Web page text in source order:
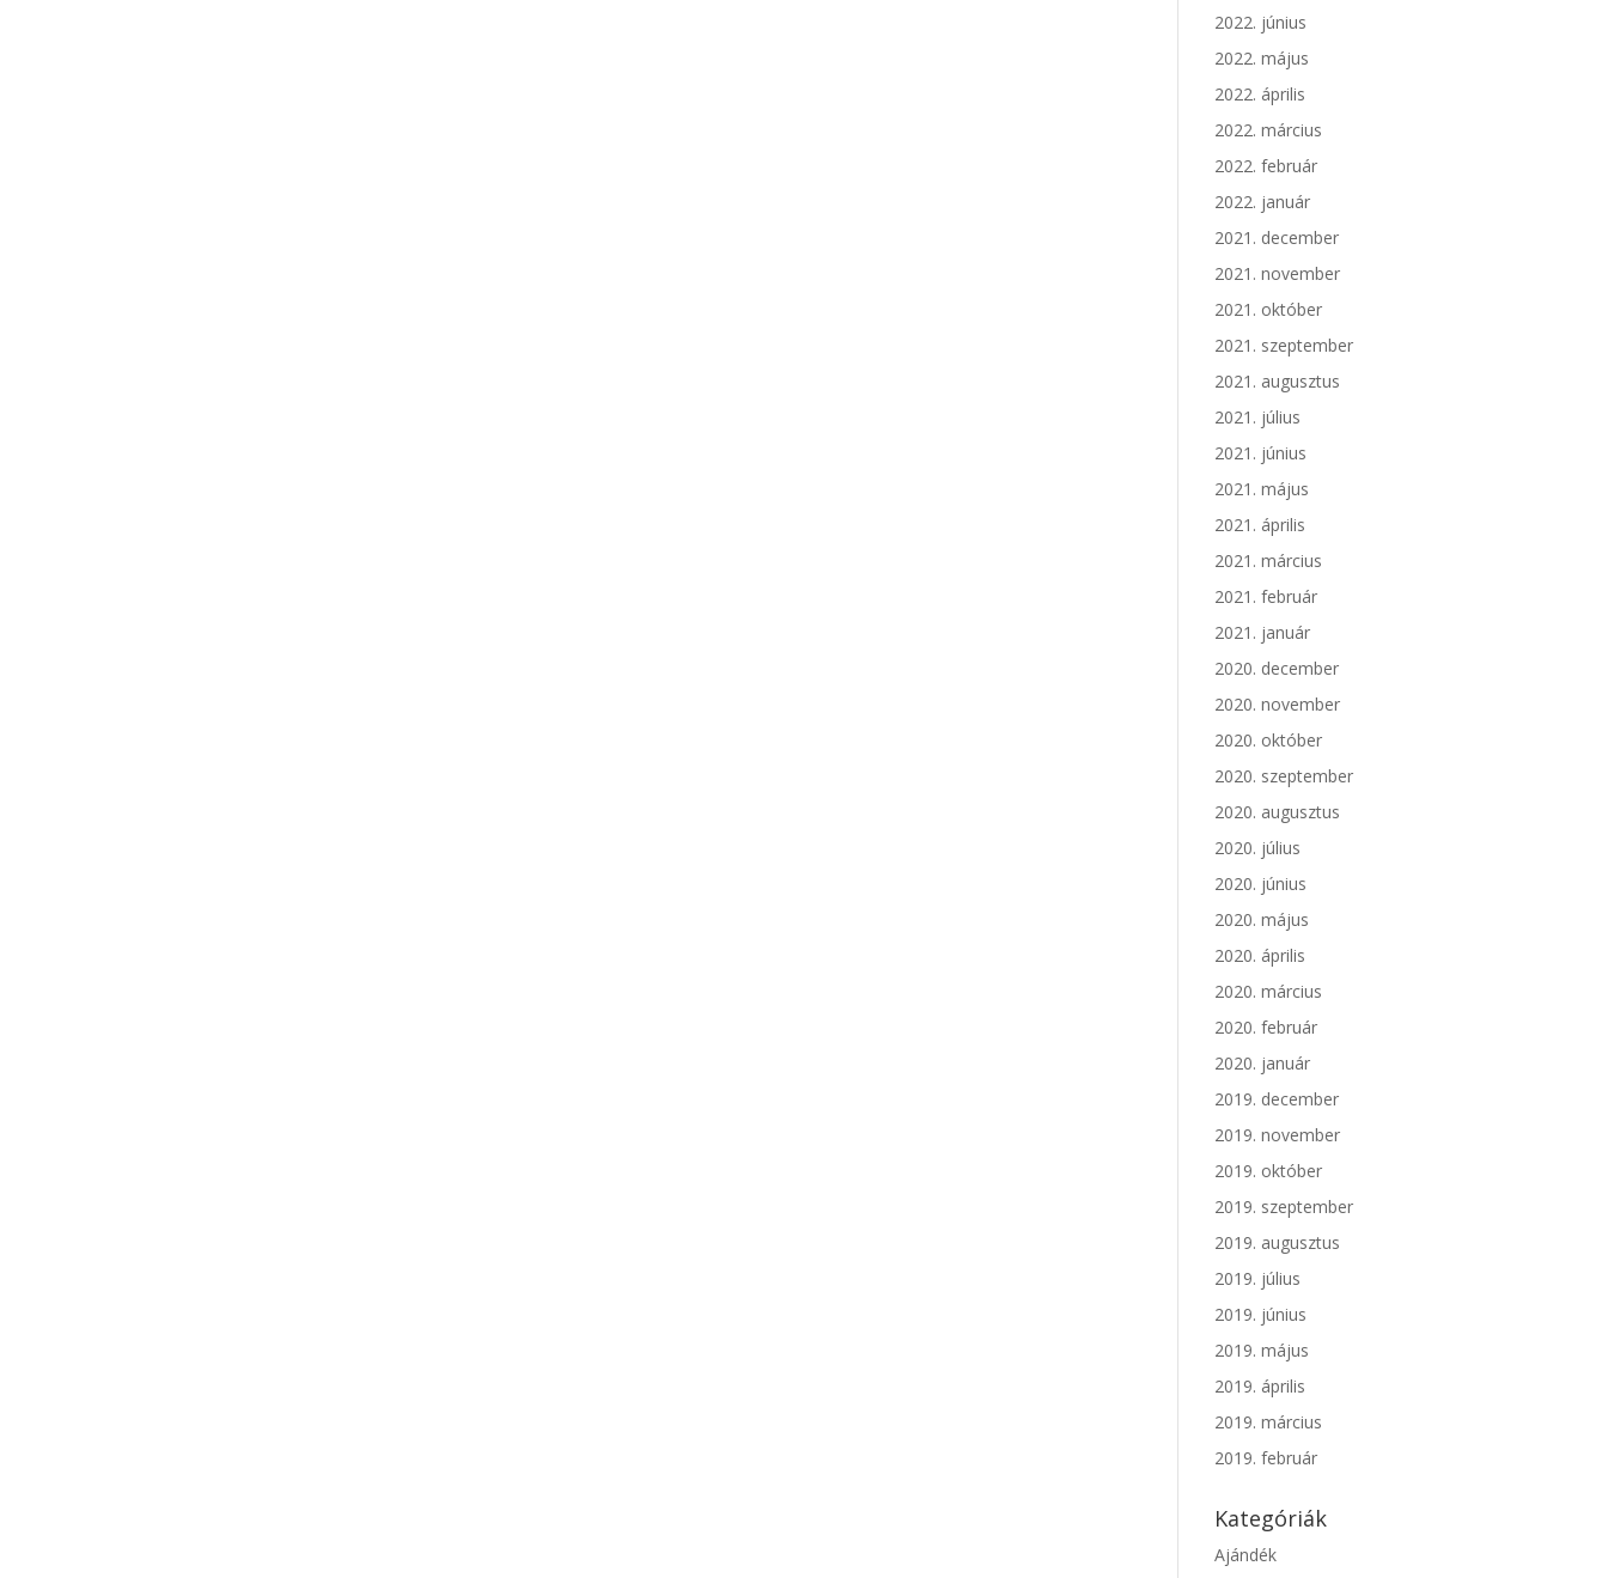
2022. június
2022. május
2022. április
2022. március
2022. február
2022. január
2021. december
2021. november
2021. október
2021. szeptember
2021. augusztus
2021. július
2021. június
2021. május
2021. április
2021. március
2021. február
2021. január
2020. december
2020. november
2020. október
2020. szeptember
2020. augusztus
2020. július
2020. június
2020. május
2020. április
2020. március
2020. február
2020. január
2019. december
2019. november
2019. október
2019. szeptember
2019. augusztus
2019. július
2019. június
2019. május
2019. április
2019. március
2019. február
Kategóriák
Ajándék